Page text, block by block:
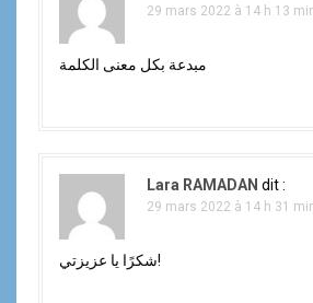
29 mars 2022 à 14 h 13
مبدعة بكل معنى الكلمة
Lara RAMADAN dit :
29 mars 2022 à 14 h 31
شكرًا يا عزيزتي!